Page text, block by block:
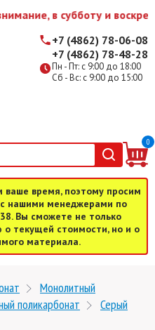
в субботу и
Пн - Пт: с 9:00 до 18:00
Сб - Вс: с 9:00 до 15:00
+7 (4862) 78-06-08
+7 (4862) 78-48-28
0
время, поэтому просим
нашими менеджерами по
Вы сможете не только
текущей стоимости, но и о
материала.
Монолитный
поликарбонат
Серый